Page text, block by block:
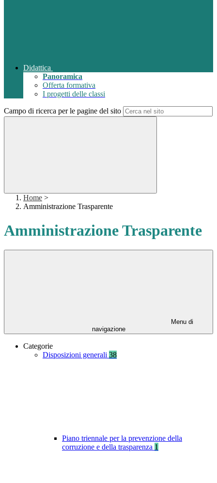
Didattica
Panoramica
Offerta formativa
I progetti delle classi
Campo di ricerca per le pagine del sito
Home >
Amministrazione Trasparente
Amministrazione Trasparente
Menu di
navigazione
Categorie
Disposizioni generali 38
Piano triennale per la prevenzione della
corruzione e della trasparenza 1